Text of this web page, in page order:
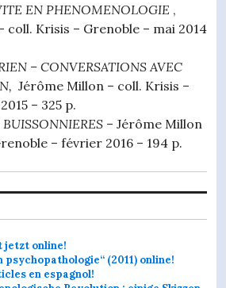
EN PHENOMENOLOGIE ,
coll. Krisis – Grenoble – mai 2014
– CONVERSATIONS AVEC
Jérôme Millon – coll. Krisis –
– 325 p.
– Jérôme Millon
– février 2016 – 194 p.
jetzt online!
psychopathologie“ (2011) online!
en espagnol!